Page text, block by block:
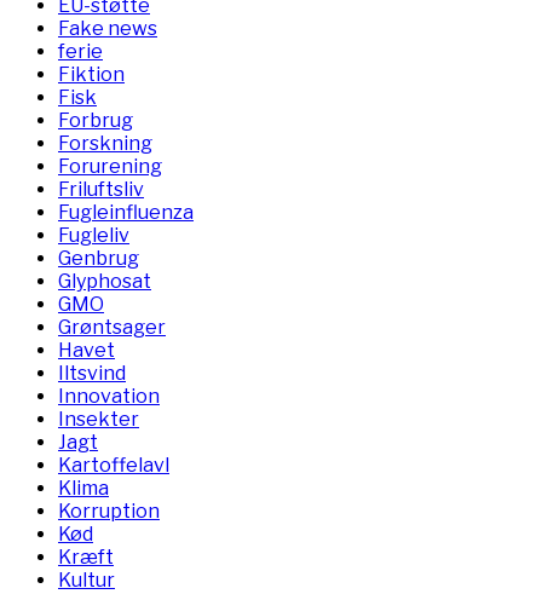
EU-støtte
Fake news
ferie
Fiktion
Fisk
Forbrug
Forskning
Forurening
Friluftsliv
Fugleinfluenza
Fugleliv
Genbrug
Glyphosat
GMO
Grøntsager
Havet
Iltsvind
Innovation
Insekter
Jagt
Kartoffelavl
Klima
Korruption
Kød
Kræft
Kultur